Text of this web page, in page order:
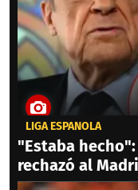
LIGA ESPAÑOLA
"Estaba
rechazó al